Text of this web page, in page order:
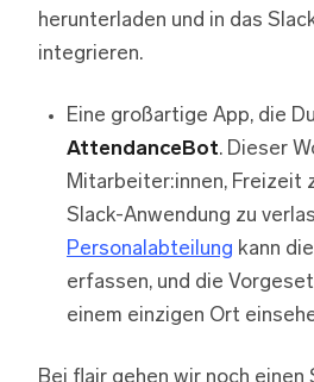
herunterladen und in das
integrieren.
Eine großartige App, die
AttendanceBot. Dieser
Mitarbeiter:innen, Freizeit
Slack-Anwendung zu
Personalabteilung kann
erfassen, und die
einem einzigen Ort